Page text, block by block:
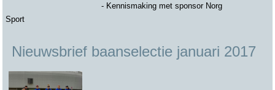
- Kennismaking met sponsor Norg
Sport
Nieuwsbrief baanselectie januari 2017